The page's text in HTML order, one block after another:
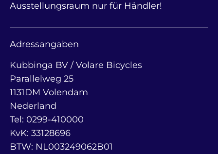
Ausstellungsraum nur für Händler!
Adressangaben
Kubbinga BV / Volare Bicycles
Parallelweg 25
1131DM Volendam
Nederland
Tel: 0299-410000
KvK: 33128696
BTW: NL003249062B01